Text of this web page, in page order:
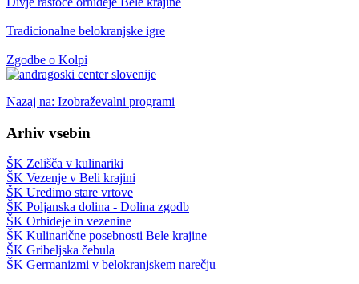
Tradicionalne belokranjske igre
Zgodbe o Kolpi
Nazaj na: Izobraževalni programi
Arhiv vsebin
ŠK Zelišča v kulinariki
ŠK Vezenje v Beli krajini
ŠK Uredimo stare vrtove
ŠK Poljanska dolina - Dolina zgodb
ŠK Orhideje in vezenine
ŠK Kulinarične posebnosti Bele krajine
ŠK Gribeljska čebula
ŠK Germanizmi v belokranjskem narečju